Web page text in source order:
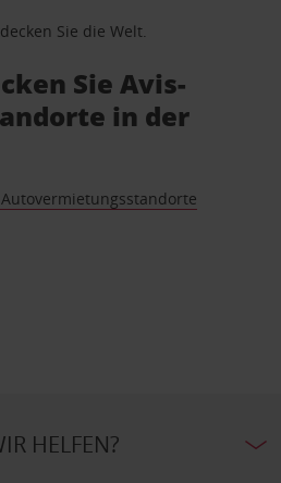
Sie die Welt.
Sie Avis-
in der
HELFEN?